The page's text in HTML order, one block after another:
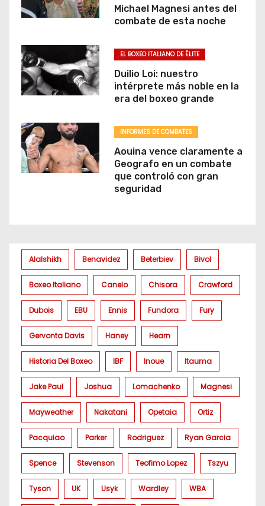
Michael Magnesi antes del
combate de esta noche
EL BOXEO ITALIANO DE ÉLITE
Duilio Loi: nuestro
intérprete más noble en la
era del boxeo grande
INFORMES DE COMBATES
Aouina vence claramente a
Geografo en un combate
que controló con gran
seguridad
Alalshikh Benavidez Beterbiev Bivol
Boxeo Italiano Canelo Chisora Crawford
Dubois EBU Ennis Fundora Fury
Gervonta Davis Haney Hearn
Historia Del Boxeo IBF Inoue Itauma
Jake Paul Joshua Lomachenko Magnesi
Mayweather Nakatani Opetaia Ortiz
Pacquiao Parker Rodriguez Ryan Garcia
Spence Stevenson Teofimo Lopez Tszyu
Tyson UK Usyk Wardley WBA